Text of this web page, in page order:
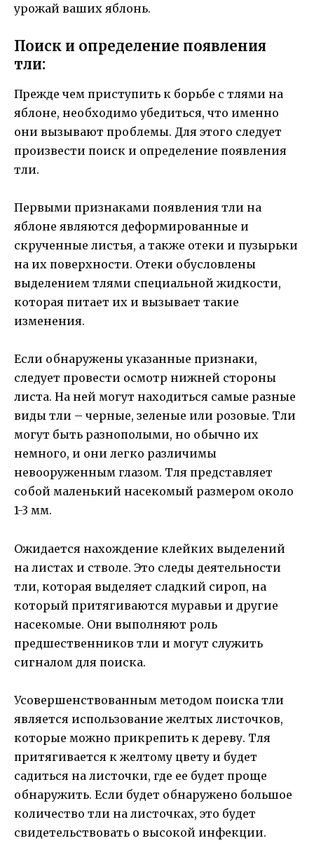
урожай ваших яблонь.
Поиск и определение появления
тли:
Прежде чем приступить к борьбе с тлями на
яблоне, необходимо убедиться, что именно
они вызывают проблемы. Для этого следует
произвести поиск и определение появления
тли.
Первыми признаками появления тли на
яблоне являются деформированные и
скрученные листья, а также отеки и пузырьки
на их поверхности. Отеки обусловлены
выделением тлями специальной жидкости,
которая питает их и вызывает такие
изменения.
Если обнаружены указанные признаки,
следует провести осмотр нижней стороны
листа. На ней могут находиться самые разные
виды тли – черные, зеленые или розовые. Тли
могут быть разнополыми, но обычно их
немного, и они легко различимы
невооруженным глазом. Тля представляет
собой маленький насекомый размером около
1-3 мм.
Ожидается нахождение клейких выделений
на листах и стволе. Это следы деятельности
тли, которая выделяет сладкий сироп, на
который притягиваются муравьи и другие
насекомые. Они выполняют роль
предшественников тли и могут служить
сигналом для поиска.
Усовершенствованным методом поиска тли
является использование желтых листочков,
которые можно прикрепить к дереву. Тля
притягивается к желтому цвету и будет
садиться на листочки, где ее будет проще
обнаружить. Если будет обнаружено большое
количество тли на листочках, это будет
свидетельствовать о высокой инфекции.